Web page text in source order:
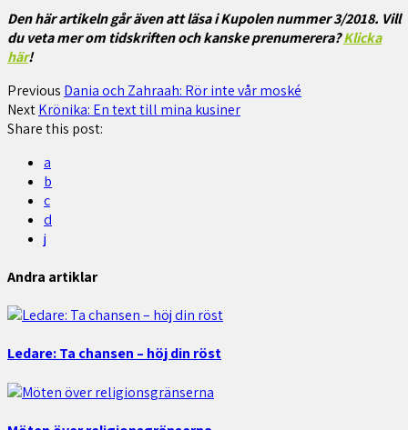
Den här artikeln går även att läsa i Kupolen nummer 3/2018. Vill
du veta mer om tidskriften och kanske prenumerera?Klicka
här!
Previous Dania och Zahraah: Rör inte vår moské
NextKrönika: En text till mina kusiner
Share this post:
a
b
c
d
j
Andra artiklar
Ledare: Ta chansen – höj din röst